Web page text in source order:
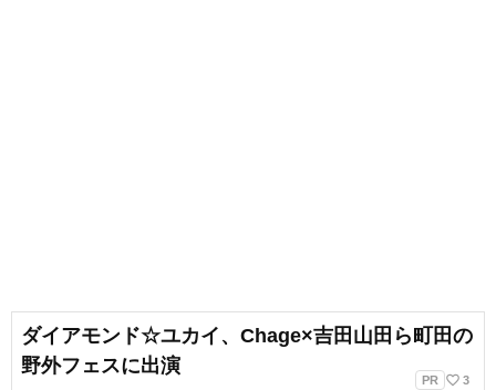
ダイアモンド☆ユカイ、Chage×吉田山田ら町田の
野外フェスに出演
PR favorite_border 3